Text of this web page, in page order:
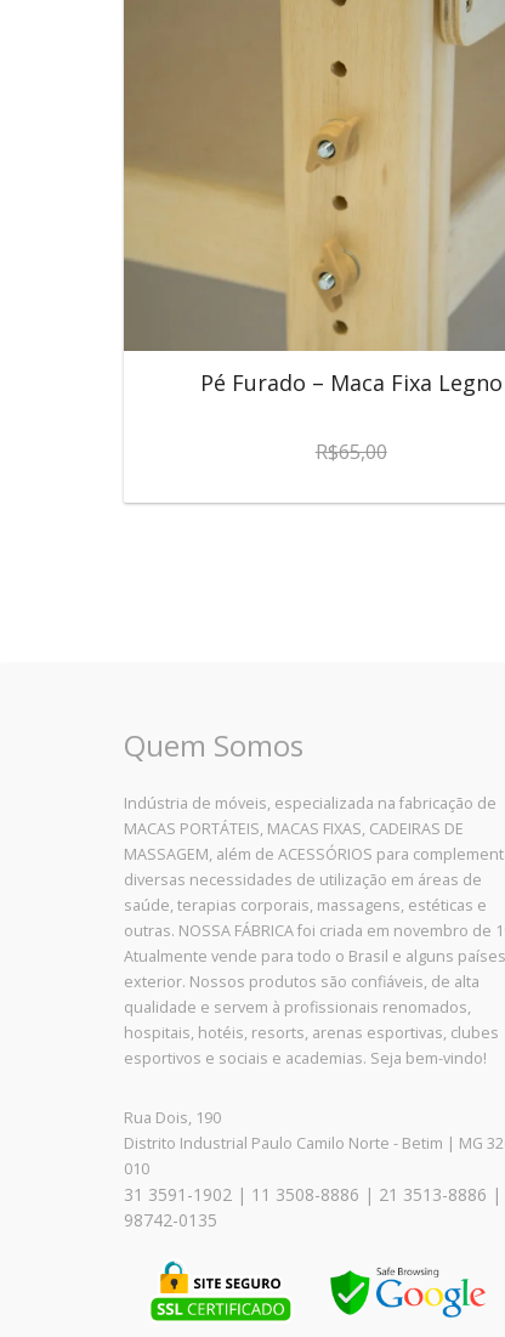
Pé Furado – Maca Fixa Legno
R$65,00
Quem Somos
Indústria de móveis, especializada na fabricação de
MACAS PORTÁTEIS, MACAS FIXAS, CADEIRAS DE
MASSAGEM, além de ACESSÓRIOS para
diversas necessidades de utilização em áreas de
saúde, terapias corporais, massagens, estéticas e
outras. NOSSA FÁBRICA foi criada em novembro de
Atualmente vende para todo o Brasil e alguns
exterior. Nossos produtos são confiáveis, de alta
qualidade e servem à profissionais renomados,
hospitais, hotéis, resorts, arenas esportivas, clubes
esportivos e sociais e academias. Seja bem-vindo!
Rua Dois, 190
Distrito Industrial Paulo Camilo Norte - Betim | MG
010
31 3591-1902 | 11 3508-8886 | 21 3513-8886 |
98742-0135